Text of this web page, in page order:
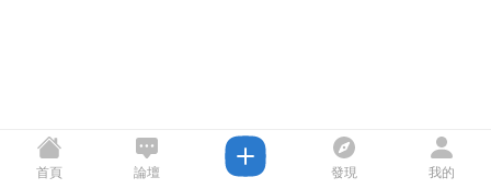
首頁 論壇 發現 我的